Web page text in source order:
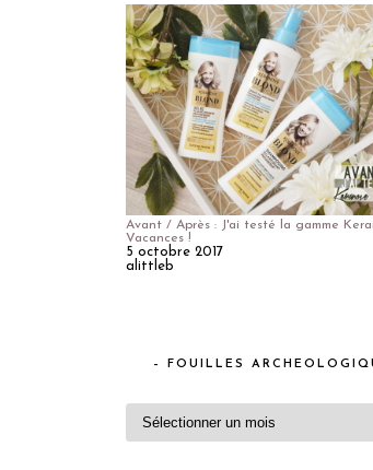
Avant / Après : J'ai testé la gamme
Vacances !
5 octobre 2017
alittleb
– FOUILLES